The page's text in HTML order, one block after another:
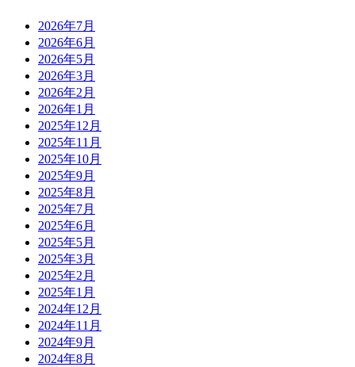
2026年7月
2026年6月
2026年5月
2026年3月
2026年2月
2026年1月
2025年12月
2025年11月
2025年10月
2025年9月
2025年8月
2025年7月
2025年6月
2025年5月
2025年3月
2025年2月
2025年1月
2024年12月
2024年11月
2024年9月
2024年8月